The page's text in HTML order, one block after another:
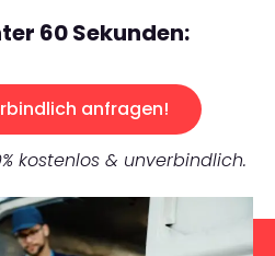
60 Sekunden:
anfragen!
kostenlos & unverbindlich.